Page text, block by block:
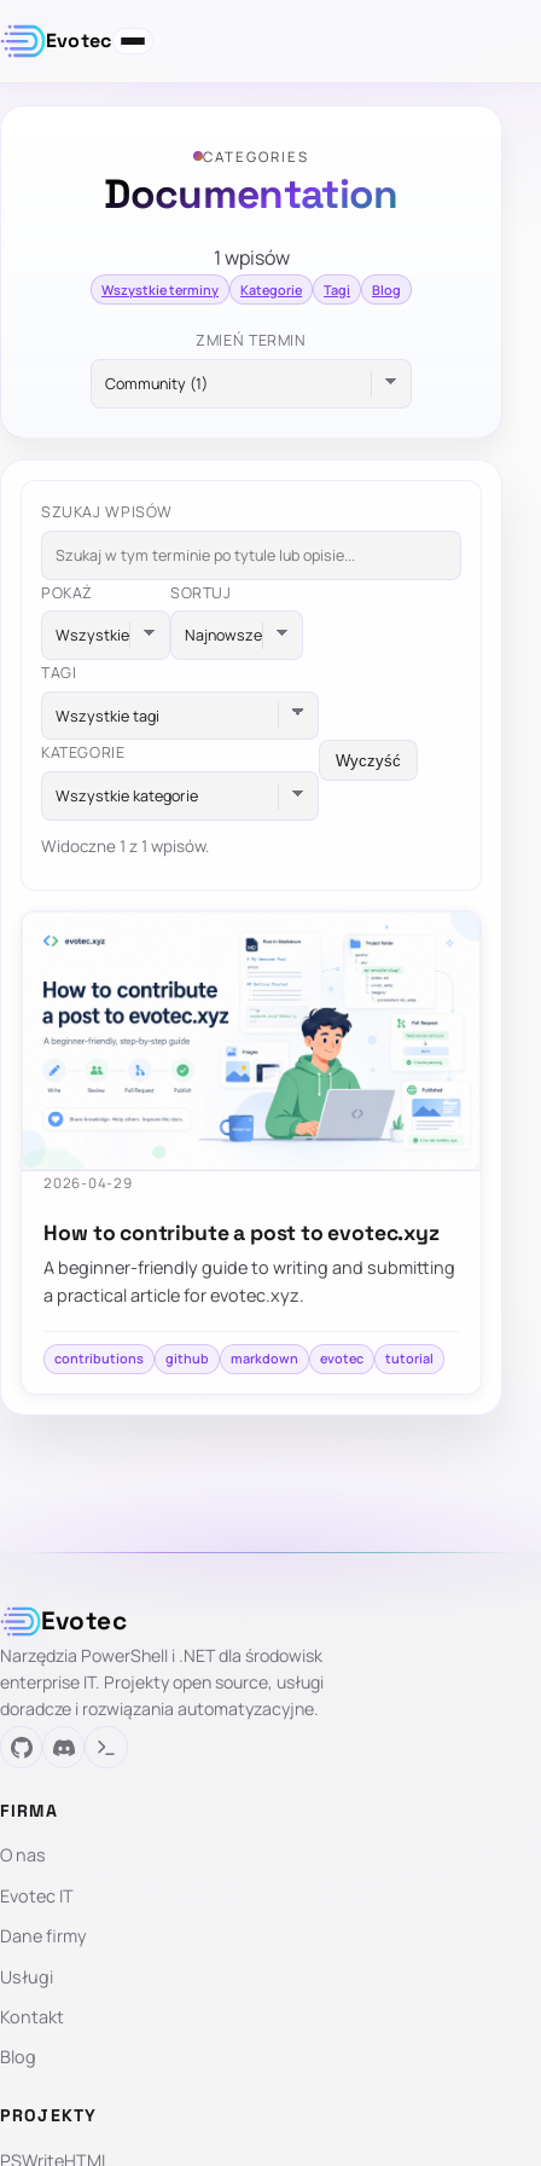
Evotec
CATEGORIES
Documentation
1 wpisów
Wszystkie terminy Kategorie Tagi Blog
ZMIEŃ TERMIN
SZUKAJ WPISÓW
POKAŻ SORTUJ
TAGI
Wszystkie tagi
KATEGORIE
Wszystkie kategorie
Wyczyść
Widoczne 1 z 1 wpisów.
2026-04-29
How to contribute a post to evotec.xyz
A beginner-friendly guide to writing and submitting
a practical article for evotec.xyz.
contributions github markdown evotec tutorial
Evotec
Narzędzia PowerShell i .NET dla środowisk
enterprise IT. Projekty open source, usługi
doradcze i rozwiązania automatyzacyjne.
FIRMA
O nas
Evotec IT
Dane firmy
Usługi
Kontakt
Blog
PROJEKTY
PSWriteHTML